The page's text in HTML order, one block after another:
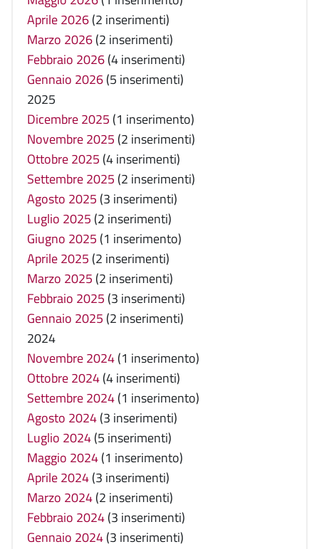
Aprile 2026(2 inserimenti)
Marzo 2026(2 inserimenti)
Febbraio 2026(4 inserimenti)
Gennaio 2026(5 inserimenti)
2025
Dicembre 2025 (1 inserimento)
Novembre 2025 (2 inserimenti)
Ottobre 2025 (4 inserimenti)
Settembre 2025 (2 inserimenti)
Agosto 2025 (3 inserimenti)
Luglio 2025 (2 inserimenti)
Giugno 2025 (1 inserimento)
Aprile 2025 (2 inserimenti)
Marzo 2025 (2 inserimenti)
Febbraio 2025 (3 inserimenti)
Gennaio 2025 (2 inserimenti)
2024
Novembre 2024(1 inserimento)
Ottobre 2024(4 inserimenti)
Settembre 2024(1 inserimento)
Agosto 2024(3 inserimenti)
Luglio 2024(5 inserimenti)
Maggio 2024(1 inserimento)
Aprile 2024(3 inserimenti)
Marzo 2024(2 inserimenti)
Febbraio 2024(3 inserimenti)
Gennaio 2024(3 inserimenti)